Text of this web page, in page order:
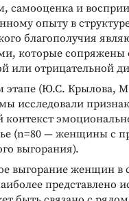
самооценка и
опыту в
благополучия
которые сопряжены
или отрицательной
этапе (Ю.С. Крылова,
исследовали
(n=80 — женщины с
выгорания).
выгорание женщин в
представлено